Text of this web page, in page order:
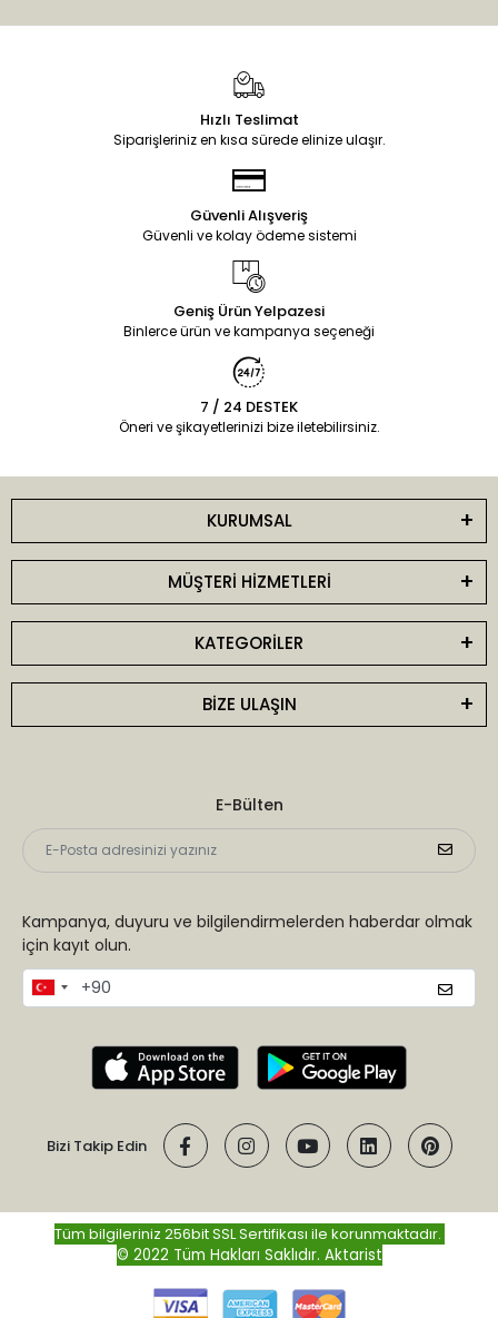
Hızlı Teslimat
Siparişleriniz en kısa sürede elinize ulaşır.
Güvenli Alışveriş
Güvenli ve kolay ödeme sistemi
Geniş Ürün Yelpazesi
Binlerce ürün ve kampanya seçeneği
7 / 24 DESTEK
Öneri ve şikayetlerinizi bize iletebilirsiniz.
KURUMSAL
MÜŞTERİ HİZMETLERİ
KATEGORİLER
BİZE ULAŞIN
E-Bülten
Kampanya, duyuru ve bilgilendirmelerden haberdar olmak
için kayıt olun.
Bizi Takip Edin
Tüm bilgileriniz 256bit SSL Sertifikası ile korunmaktadır.
© 2022 Tüm Hakları Saklıdır. Aktarist